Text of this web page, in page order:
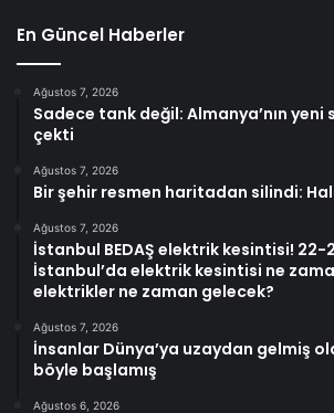
En Güncel Haberler
Ağustos 7, 2026
Sadece tank değil: Almanya’nın yeni
çekti
Ağustos 7, 2026
Bir şehir resmen haritadan silindi:
Ağustos 7, 2026
İstanbul BEDAŞ elektrik kesintisi! 22-
İstanbul’da elektrik kesintisi ne
elektrikler ne zaman gelecek?
Ağustos 7, 2026
İnsanlar Dünya’ya uzaydan gelmiş
böyle başlamış
Ağustos 6, 2026